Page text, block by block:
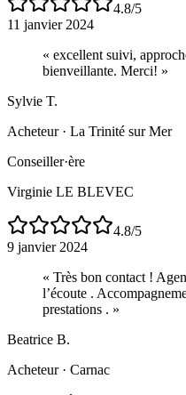
4.8/5
11 janvier 2024
« excellent suivi,
bienveillante. Merci! »
Sylvie T.
Acheteur· La Trinité sur Mer
Conseiller·ère
Virginie LE BLEVEC
4.8/5
9 janvier 2024
« Très bon contact !
l’écoute .
prestations . »
Beatrice B.
Acheteur· Carnac